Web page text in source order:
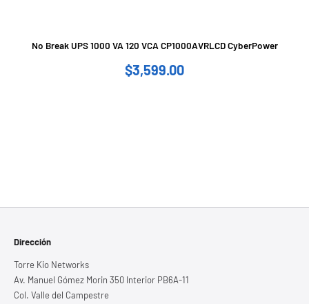
No Break UPS 1000 VA 120 VCA CP1000AVRLCD CyberPower
$3,599.00
Dirección
Torre Kio Networks
Av. Manuel Gómez Morin 350 Interior PB6A-11
Col. Valle del Campestre